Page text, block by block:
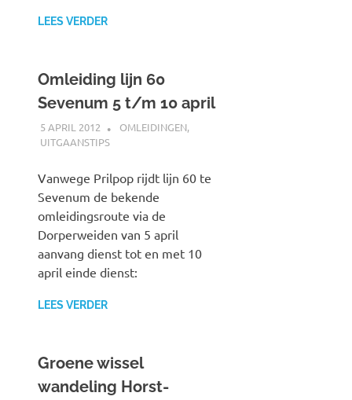
LEES VERDER
Omleiding lijn 60
Sevenum 5 t/m 10 april
5 APRIL 2012 JOHAN
OMLEIDINGEN,
UITGAANSTIPS
Vanwege Prilpop rijdt lijn 60 te
Sevenum de bekende
omleidingsroute via de
Dorperweiden van 5 april
aanvang dienst tot en met 10
april einde dienst:
LEES VERDER
Groene wissel
wandeling Horst-